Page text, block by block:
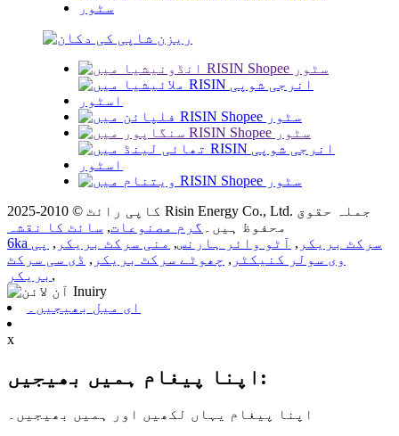
کاپی رائٹ © 2010-2025 Risin Energy Co., Ltd. جملہ حقوق
محفوظ ہیں۔
گرم مصنوعات, سائٹ کا نقشہ
6ka سرکٹ بریکر , آٹو وائر ہارنس, منی سرکٹ بریکر , پی
وی سولر کنیکٹر , چھوٹے سرکٹ بریکر , ڈی سی سرکٹ
بریکر ,
ای میل بھیجیں۔
x
اپنا پیغام ہمیں بھیجیں:
اپنا پیغام یہاں لکھیں اور ہمیں بھیجیں۔